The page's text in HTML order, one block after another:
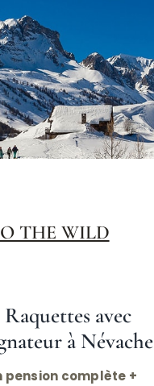
THE WILD
avec
à Névache
pension complète +